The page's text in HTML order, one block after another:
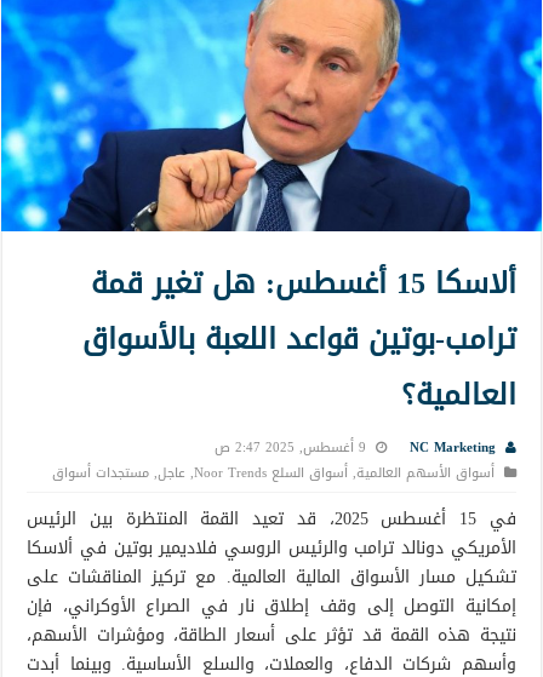
ألاسكا 15 أغسطس: هل تغير قمة
ترامب-بوتين قواعد اللعبة بالأسواق
العالمية؟
NC Marketing
9 أغسطس, 2025 2:47 ص
أسواق الأسهم العالمية,أسواق السلع Noor Trends , عاجل,مستجدات أسواق
في 15 أغسطس 2025، قد تعيد القمة المنتظرة بين الرئيس
الأمريكي دونالد ترامب والرئيس الروسي فلاديمير بوتين في ألاسكا
تشكيل مسار الأسواق المالية العالمية. مع تركيز المناقشات على
إمكانية التوصل إلى وقف إطلاق نار في الصراع الأوكراني، فإن
نتيجة هذه القمة قد تؤثر على أسعار الطاقة، ومؤشرات الأسهم،
وأسهم شركات الدفاع، والعملات، والسلع الأساسية. وبينما أبدت